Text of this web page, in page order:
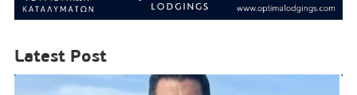
Latest Post